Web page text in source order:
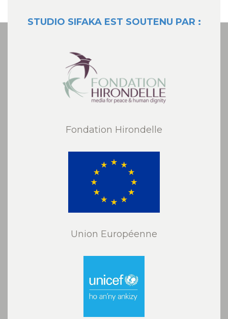
STUDIO SIFAKA EST SOUTENU PAR :
Fondation Hirondelle
Union Européenne